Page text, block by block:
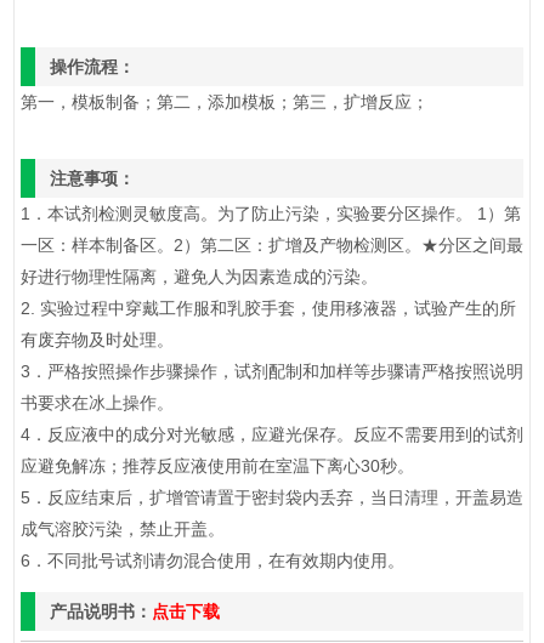
操作流程：
第一，模板制备；第二，添加模板；第三，扩增反应；
注意事项：
1．本试剂检测灵敏度高。为了防止污染，实验要分区操作。 1）第
一区：样本制备区。2）第二区：扩增及产物检测区。★分区之间最
好进行物理性隔离，避免人为因素造成的污染。
2. 实验过程中穿戴工作服和乳胶手套，使用移液器，试验产生的所
有废弃物及时处理。
3．严格按照操作步骤操作，试剂配制和加样等步骤请严格按照说明
书要求在冰上操作。
4．反应液中的成分对光敏感，应避光保存。反应不需要用到的试剂
应避免解冻；推荐反应液使用前在室温下离心30秒。
5．反应结束后，扩增管请置于密封袋内丢弃，当日清理，开盖易造
成气溶胶污染，禁止开盖。
6．不同批号试剂请勿混合使用，在有效期内使用。
产品说明书： 点击下载